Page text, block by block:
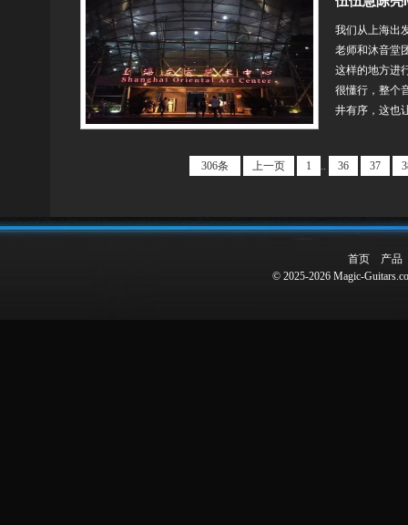
我们从上海出
老师和沐音堂
这样的地方进
很懂行，整个
井有序，这也
306条 上一页 1 .. 36 37
首页
产品
© 2025-2026 Magic-